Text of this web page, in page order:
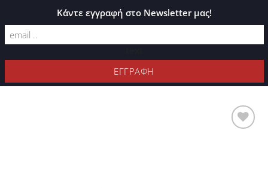
ΚΑΤΆΛΟΓΟΣ PLEXIGLASS
ΦΊΛΤΡΑ
Κάντε εγγραφή στο Newsletter μας!